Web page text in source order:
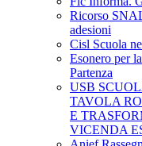
Ricorso
adesioni
Cisl Scuola
Esonero per
Partenza
USB
TAVOLA
E
VICENDA